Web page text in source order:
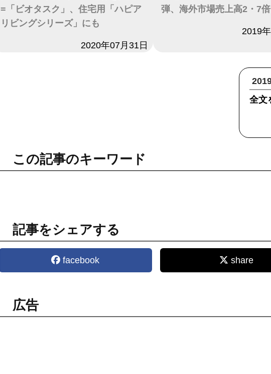
=「ビオタスク」、住宅用「ハピア
リビングシリーズ」にも
2020年07月31日
弾、海外市場売上高2・7
2019
全文
この記事のキーワード
記事をシェアする
facebook share
広告